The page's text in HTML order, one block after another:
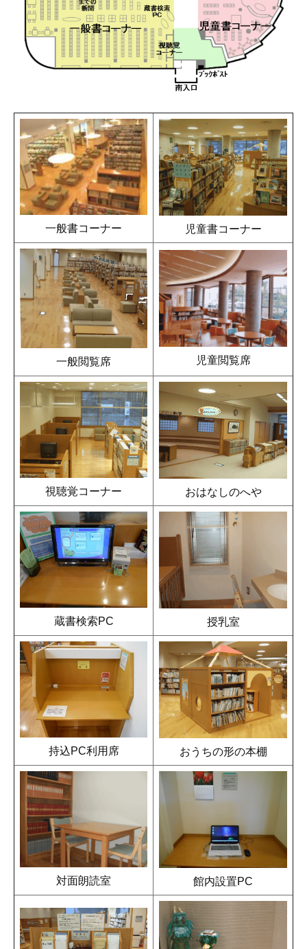
一般書コーナー 児童書コーナー
一般閲覧席 児童閲覧席
視聴覚コーナー おはなしのへや
蔵書検索PC 授乳室
持込PC利用席 おうちの形の本棚
対面朗読室 館内設置PC